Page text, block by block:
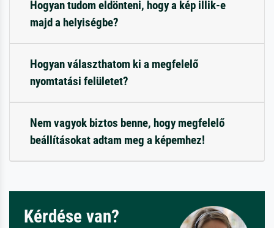
Hogyan tudom eldönteni, hogy a kép illik-e
majd a helyiségbe?
Hogyan választhatom ki a megfelelő
nyomtatási felületet?
Nem vagyok biztos benne, hogy megfelelő
beállításokat adtam meg a képemhez!
Kérdése van?